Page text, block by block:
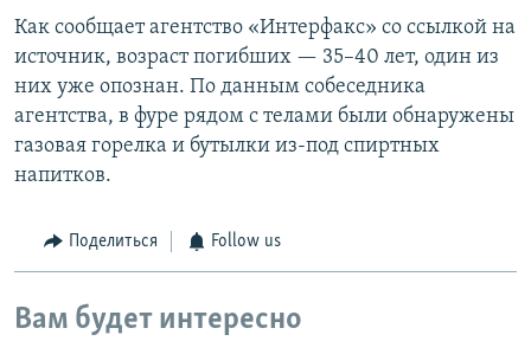
Как сообщает агентство «Интерфакс» со ссылкой на
источник, возраст погибших — 35–40 лет, один из
них уже опознан. По данным собеседника
агентства, в фуре рядом с телами были обнаружены
газовая горелка и бутылки из-под спиртных
напитков.
Поделиться Follow us
Вам будет интересно